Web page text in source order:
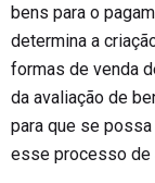
bens para o
determina a
formas de venda
da avaliação de
para que se
esse processo de